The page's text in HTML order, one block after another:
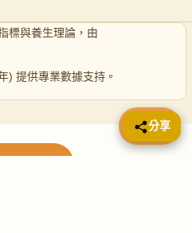
標與養生理論，由
) 提供專業數據支持。
📤 分享
分享